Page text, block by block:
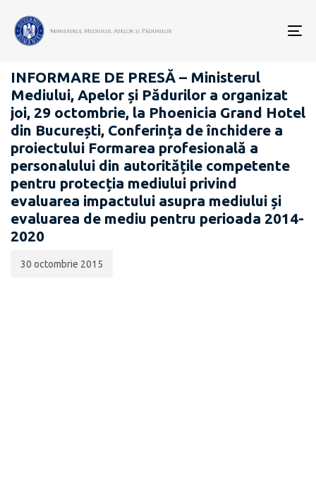
COMUNICATE DE PRESĂ
INFORMARE DE PRESĂ – Ministerul
Mediului, Apelor și Pădurilor a organizat
joi, 29 octombrie, la Phoenicia Grand Hotel
din București, Conferința de închidere a
proiectului Formarea profesională a
personalului din autoritățile competente
pentru protecția mediului privind
evaluarea impactului asupra mediului și
evaluarea de mediu pentru perioada 2014-
2020
publicării:
30 octombrie 2015